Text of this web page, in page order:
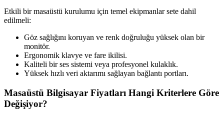
Etkili bir masaüstü kurulumu için temel ekipmanlar sete dahil
edilmeli:
Göz sağlığını koruyan ve renk doğruluğu yüksek olan bir
monitör.
Ergonomik klavye ve fare ikilisi.
Kaliteli bir ses sistemi veya profesyonel kulaklık.
Yüksek hızlı veri aktarımı sağlayan bağlantı portları.
Masaüstü Bilgisayar Fiyatları Hangi Kriterlere Göre
Değişiyor?